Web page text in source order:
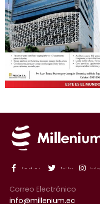
Facebook Twitter
Correo Electrónico
info@millenium.ec